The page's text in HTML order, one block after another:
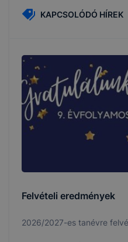
KAPCSOLÓDÓ HÍREK
Felvételi eredmények
2026/2027-es tanévre